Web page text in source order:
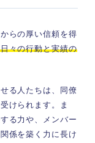
らの厚い信頼を得
々の行動と実績の
る人たちは、同僚
けられます 。ま
る力や、メンバー
係を築く力に長け